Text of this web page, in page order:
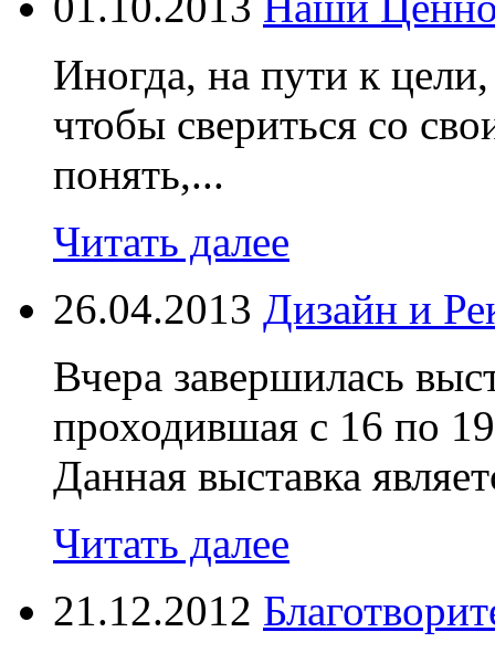
Иногда, на пути к цели,
чтобы свериться со
понять,...
Читать далее
26.04.2013 Дизайн и
Вчера завершилась
проходившая с 16 по
Данная выставка
Читать далее
21.12.2012